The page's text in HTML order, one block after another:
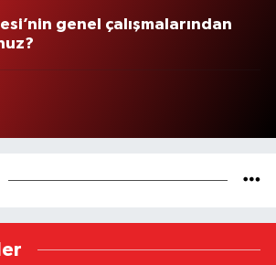
genel çalışmalarından